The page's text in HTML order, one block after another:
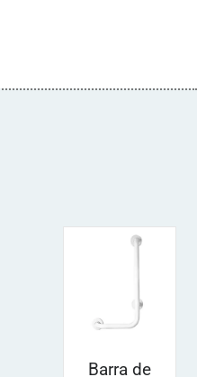
Barra de